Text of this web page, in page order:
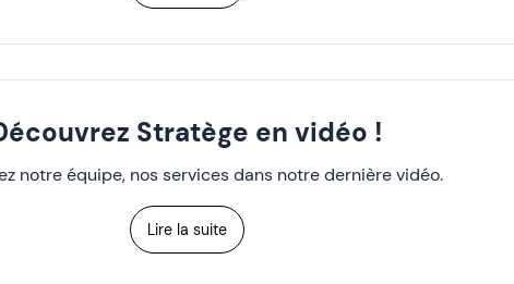
Stratège en vidéo !
notre équipe, nos services dans notre dernière vidéo.
Lire la suite